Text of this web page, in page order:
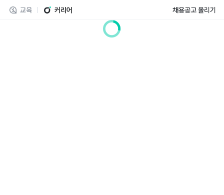
교육 커리어 채용공고 올리기